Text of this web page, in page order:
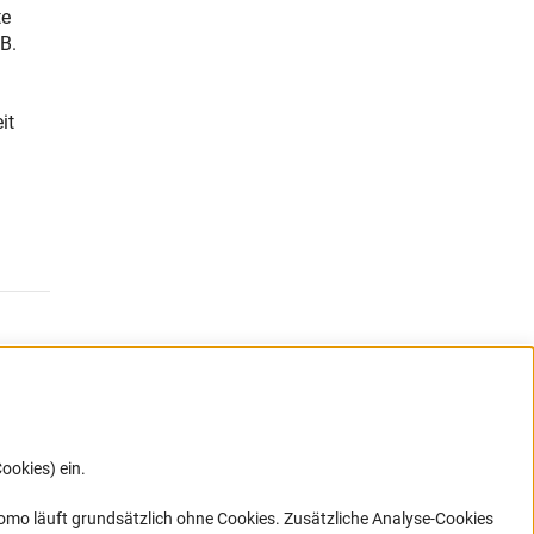
ein.
Link)
läuft grundsätzlich ohne Cookies. Zusätzliche Analyse-Cookies